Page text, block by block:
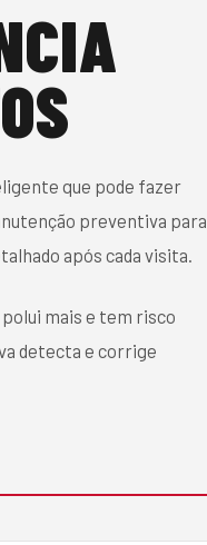
que pode fazer
preventiva para
após cada visita.
mais e tem risco
detecta e corrige